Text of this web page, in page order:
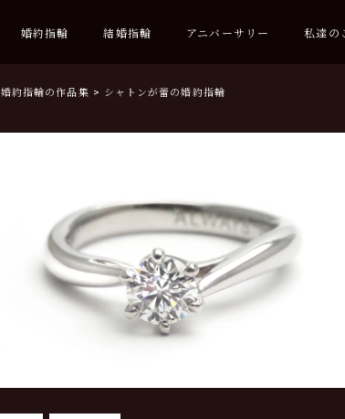
婚約指輪 結婚指輪 アニバーサリー 私達の
婚約指輪の作品集 シャトンが蕾の婚約指輪